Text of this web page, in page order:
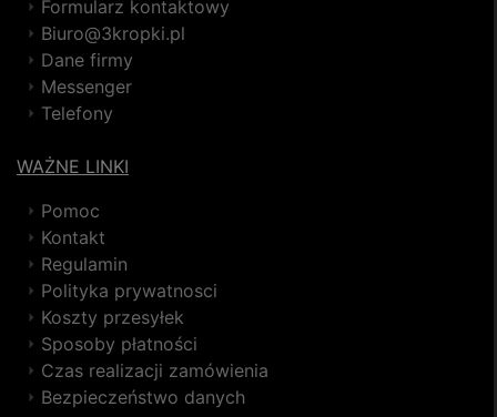
Formularz kontaktowy
Biuro@3kropki.pl
Dane firmy
Messenger
Telefony
WAŻNE LINKI
Pomoc
Kontakt
Regulamin
Polityka prywatnosci
Koszty przesyłek
Sposoby płatności
Czas realizacji zamówienia
Bezpieczeństwo danych